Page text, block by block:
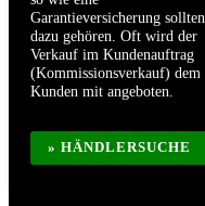
Garantieversicherung sollten
dazu gehören. Oft wird der
Verkauf im Kundenauftrag
(Kommissionsverkauf) dem
Kunden mit angeboten.
» HÄNDLERSUCHE